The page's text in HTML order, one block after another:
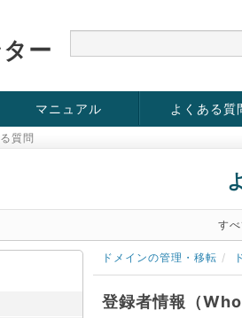
ー
マニュアル よくある質
質問
す
ドメインの管理・移転
登録者情報（